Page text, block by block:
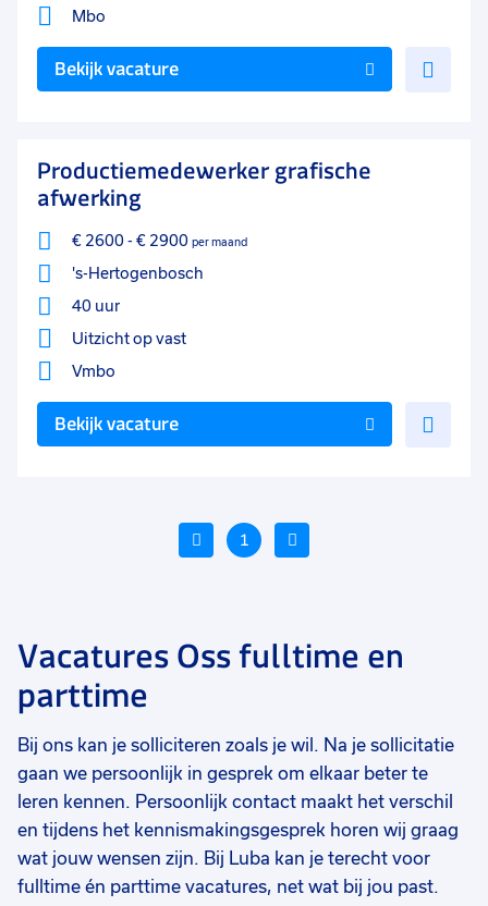
Mbo
Bekijk vacature
Productiemedewerker grafische
afwerking
€ 2600- € 2900 per maand
's-Hertogenbosch
40 uur
Uitzicht op vast
Vmbo
Bekijk vacature
Vorige
1
favorieten
Technisch Startend Talent
40 tot 48 uur
Vast
€ 2550- € 3000 p.m.
Operator snijmachine
39 uur
Vast
€ 2500- € 2800 p.m.
Vacatures Oss fulltime en
parttime
Bij ons kan je solliciteren zoals je wil. Na je sollicitatie
gaan we persoonlijk in gesprek om elkaar beter te
leren kennen. Persoonlijk contact maakt het verschil
en tijdens het kennismakingsgesprek horen wij graag
wat jouw wensen zijn. Bij Luba kan je terecht voor
fulltime én parttime vacatures, net wat bij jou past.